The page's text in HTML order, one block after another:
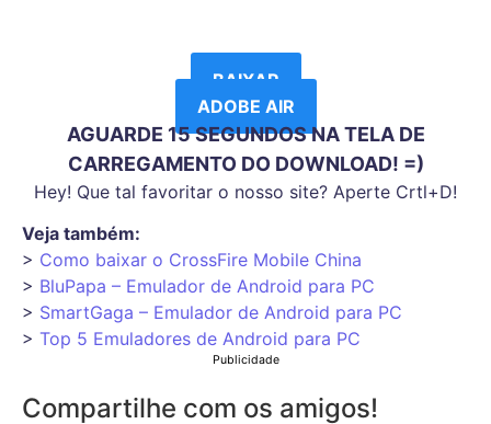
BAIXAR
ADOBE AIR
AGUARDE 15 SEGUNDOS NA TELA DE
CARREGAMENTO DO DOWNLOAD! =)
Hey! Que tal favoritar o nosso site? Aperte Crtl+D!
Veja também:
> Como baixar o CrossFire Mobile China
> BluPapa – Emulador de Android para PC
> SmartGaga – Emulador de Android para PC
> Top 5 Emuladores de Android para PC
Publicidade
Compartilhe com os amigos!